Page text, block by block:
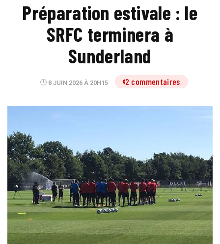
Préparation estivale : le
SRFC terminera à
Sunderland
8 JUIN 2026 À 20H15 2 commentaires